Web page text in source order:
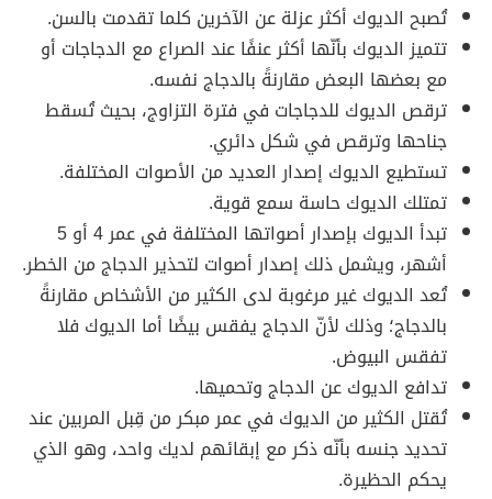
تُصبح الديوك أكثر عزلة عن الآخرين كلما تقدمت بالسن.
تتميز الديوك بأنّها أكثر عنفًا عند الصراع مع الدجاجات أو
مع بعضها البعض مقارنةً بالدجاج نفسه.
ترقص الديوك للدجاجات في فترة التزاوج، بحيث تُسقط
جناحها وترقص في شكل دائري.
تستطيع الديوك إصدار العديد من الأصوات المختلفة.
تمتلك الديوك حاسة سمع قوية.
تبدأ الديوك بإصدار أصواتها المختلفة في عمر 4 أو 5
أشهر، ويشمل ذلك إصدار أصوات لتحذير الدجاج من الخطر.
تُعد الديوك غير مرغوبة لدى الكثير من الأشخاص مقارنةً
بالدجاج؛ وذلك لأنّ الدجاج يفقس بيضًا أما الديوك فلا
تفقس البيوض.
تدافع الديوك عن الدجاج وتحميها.
تُقتل الكثير من الديوك في عمر مبكر من قِبل المربين عند
تحديد جنسه بأنّه ذكر مع إبقائهم لديك واحد، وهو الذي
يحكم الحظيرة.